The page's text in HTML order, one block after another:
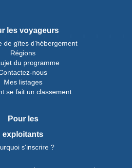
les voyageurs
de gîtes d’hébergement
Régions
du programme
nous
Mes listages
se fait un classement
Pour les
exploitants
s'inscrire ?